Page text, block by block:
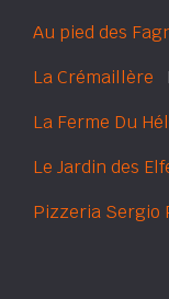
Au pied des
La Crémaillère
La Ferme Du
Le Jardin des
Pizzeria Sergio